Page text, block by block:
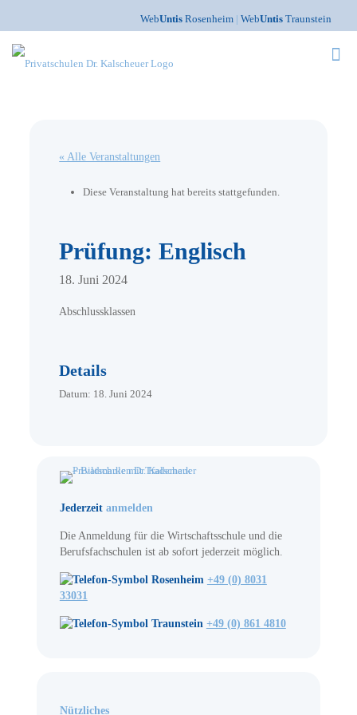
WebUntis Rosenheim | WebUntis Traunstein
« Alle Veranstaltungen
Diese Veranstaltung hat bereits stattgefunden.
Prüfung: Englisch
18. Juni 2024
Abschlussklassen
Details
Datum: 18. Juni 2024
Jederzeit anmelden
Die Anmeldung für die Wirtschaftsschule und die
Berufsfachschulen ist ab sofort jederzeit möglich.
Rosenheim +49 (0) 8031
33031
Traunstein +49 (0) 861 4810
Nützliches